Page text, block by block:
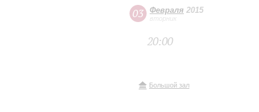
03 Февраля 2015
вторник
20:00
Большой зал